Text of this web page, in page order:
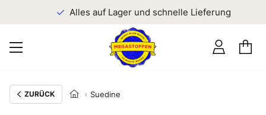
Alles auf Lager und schnelle Lieferung
ZURÜCK Suedine